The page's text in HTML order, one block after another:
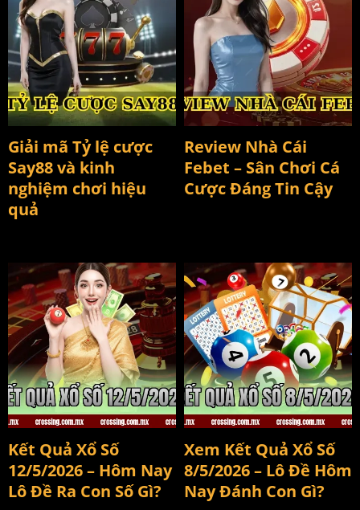
Giải mã Tỷ lệ cược Say88 và
kinh nghiệm chơi hiệu quả
Giải mã Tỷ lệ cược
Say88 và kinh
nghiệm chơi hiệu
quả
Review Nhà Cái Febet – Sân
Chơi Cá Cược Đáng Tin Cậy
Review Nhà Cái
Febet – Sân Chơi Cá
Cược Đáng Tin Cậy
kết quả xổ số 12/5/2026
Kết Quả Xổ Số
12/5/2026 – Hôm Nay
Lô Đề Ra Con Số Gì?
kết quả xổ số 8/5/2026
Xem Kết Quả Xổ Số
8/5/2026 – Lô Đề Hôm
Nay Đánh Con Gì?